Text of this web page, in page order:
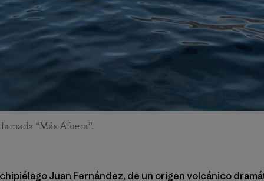
“Más Afuera”.
Juan Fernández, de un origen volcánico